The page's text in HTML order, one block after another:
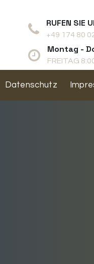
RUFEN SIE
+49 174 80
Montag -
FREITAG
Datenschutz